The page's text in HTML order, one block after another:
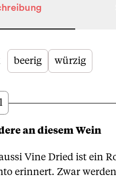
beerig würzig
an diesem Wein
Vine Dried ist ein
erinnert. Zwar